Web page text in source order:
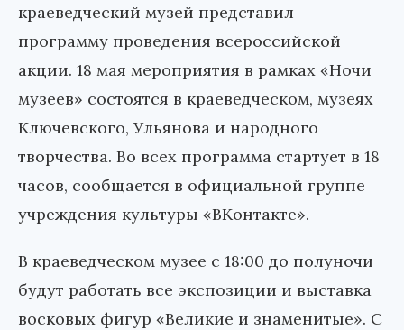
краеведческий музей представил
программу проведения всероссийской
акции. 18 мая мероприятия в рамках «Ночи
музеев» состоятся в краеведческом, музеях
Ключевского, Ульянова и народного
творчества. Во всех программа стартует в 18
часов, сообщается в официальной группе
учреждения культуры «ВКонтакте».
В краеведческом музее с 18:00 до полуночи
будут работать все экспозиции и выставка
восковых фигур «Великие и знаменитые». С